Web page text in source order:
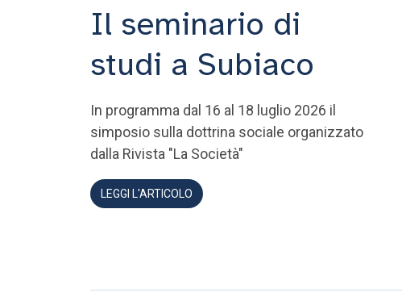
Il seminario di
studi a Subiaco
In programma dal 16 al 18 luglio 2026 il
simposio sulla dottrina sociale organizzato
dalla Rivista "La Società"
LEGGI L'ARTICOLO